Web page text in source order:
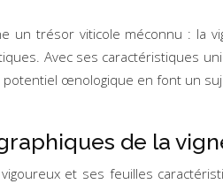
un trésor viticole méconnu : la
Avec ses caractéristiques
œnologique en font un
de la
et ses feuilles